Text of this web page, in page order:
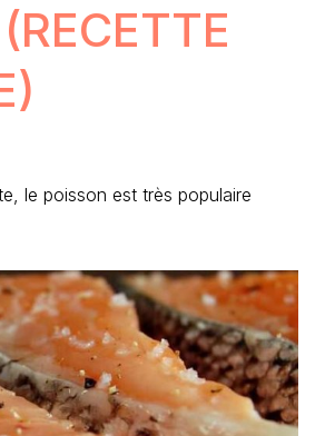
le poisson est très populaire